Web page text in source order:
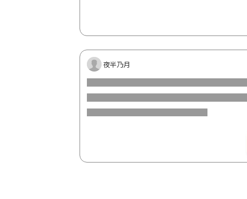
夜半乃月